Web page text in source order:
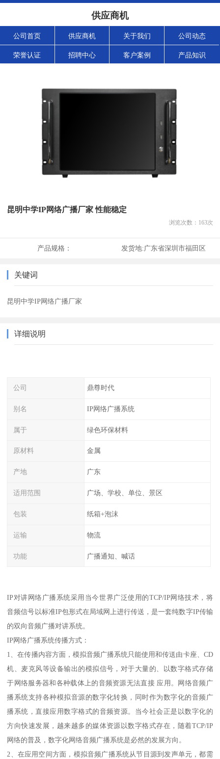
供应商机
公司首页 供应商机 关于我们 公司动态
荣誉认证 招聘中心 客户案例 产品知识
昆明中学IP网络广播厂家 性能稳定
浏览次数： 163次
产品规格： 发货地:广东省深圳市福田区
关键词
昆明中学IP网络广播厂家
详细说明
公司 鼎尊时代
别名 IP网络广播系统
属于 绿色环保材料
原材料 金属
产地 广东
适用范围 广场、学校、单位、景区
包装 纸箱+泡沫
运输 物流
功能 广播通知、喊话
IP对讲网络广播系统采用当今世界广泛使用的TCP/IP网络技术，将
音频信号以标准IP包形式在局域网上进行传送，是一套纯数字IP传输
的双向音频广播对讲系统。
IP网络广播系统传播方式：
1、在传播内容方面，模拟音频广播系统只能使用和传送由卡座、CD
机、麦克风等设备输出的模拟信号，对于大量的、以数字格式存储
于网络服务器和各种载体上的音频资源无法直接 应用。网络音频广
播系统支持各种模拟音源的数字化转换，同时作为数字化的音频广
播系统，直接应用数字格式的音频资源。当今社会正是以数字化的
方向快速发展，越来越多的媒体资源以数字格式存在，随着TCP/IP
网络的普及，数字化网络音频广播系统是必然的发展方向。
2、在应用空间方面，模拟音频广播系统从节目源到发声单元，都需